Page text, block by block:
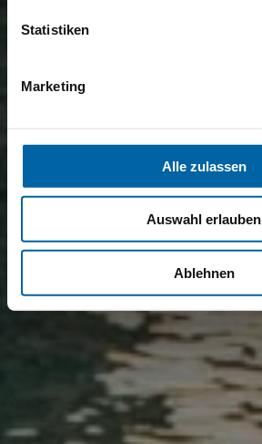
Statistiken
Marketing
Alle zulassen
Auswahl erlauben
Ablehnen